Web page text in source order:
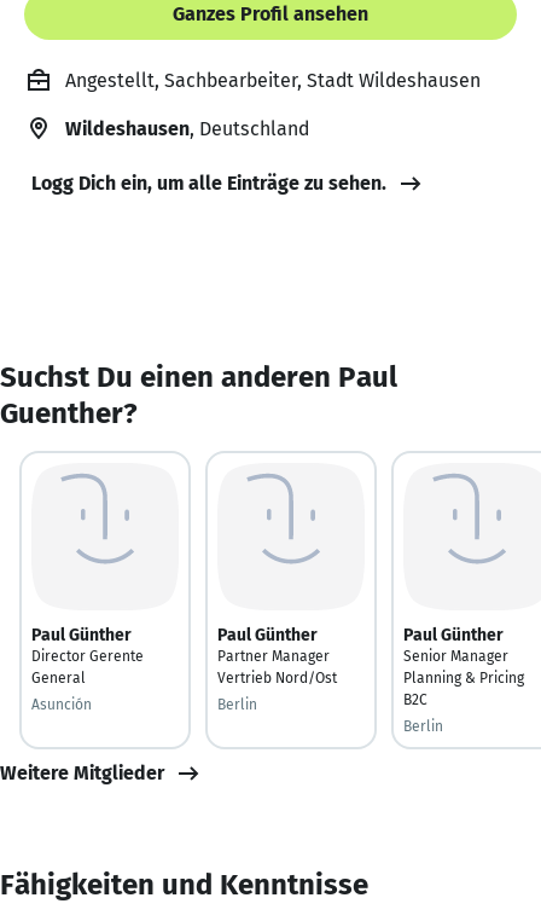
Ganzes Profil ansehen
Angestellt, Sachbearbeiter, Stadt Wildeshausen
Wildeshausen, Deutschland
Logg Dich ein, um alle Einträge zu sehen.
Suchst Du einen anderen Paul
Guenther?
Paul Günther
Director Gerente
General
Asunción
Paul Günther
Partner Manager
Vertrieb Nord/Ost
Berlin
Paul Günther
Senior Manager
Planning & Pricing
B2C
Berlin
Weitere Mitglieder
Fähigkeiten und Kenntnisse